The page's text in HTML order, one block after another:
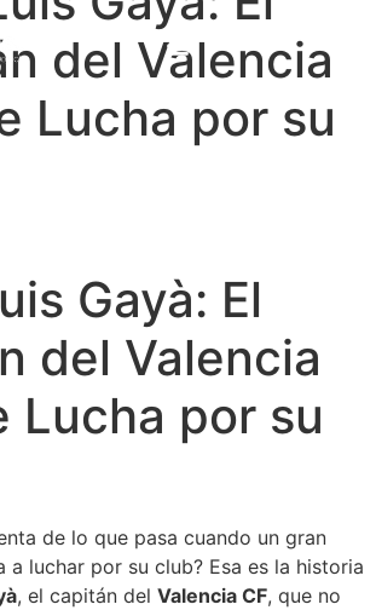
del Valencia
Lucha por su
Gayà: El
del Valencia
Lucha por su
de lo que pasa cuando un gran
a luchar por su club? Esa es la historia
, el capitán del Valencia CF, que no